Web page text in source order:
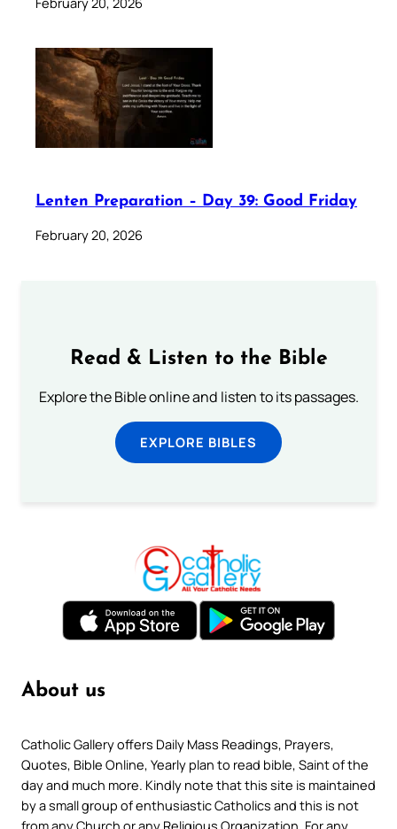
Lenten Preparation – Day 39: Good Friday
February 20, 2026
Read & Listen to the Bible
Explore the Bible online and listen to its passages.
EXPLORE BIBLES
About us
Catholic Gallery offers Daily Mass Readings, Prayers,
Quotes, Bible Online, Yearly plan to read bible, Saint of the
day and much more. Kindly note that this site is maintained
by a small group of enthusiastic Catholics and this is not
from any Church or any Religious Organization. For any